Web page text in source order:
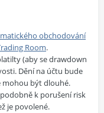
obchodování
Room.
(aby se drawdown
Dění na účtu bude
mohou být dlouhé.
k porušení risk
je povolené.